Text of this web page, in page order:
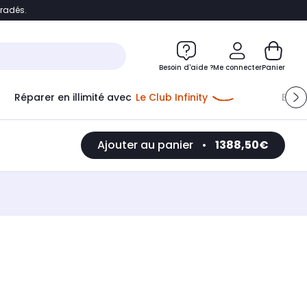
Accéder directement au chatbot
Besoin d'aide ?Me connecterPanier
Réparer en illimité avec Le Club Infinity
Ajouter au panier • 1388,50€